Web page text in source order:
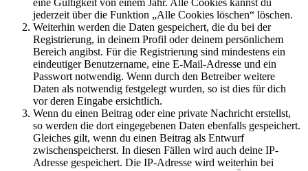
jederzeit über die Funktion „Alle Cookies löschen“ löschen.
Weiterhin werden die Daten gespeichert, die du bei der
Registrierung, in deinem Profil oder deinem persönlichem
Bereich angibst. Für die Registrierung sind mindestens ein
eindeutiger Benutzername, eine E-Mail-Adresse und ein
Passwort notwendig. Wenn durch den Betreiber weitere
Daten als notwendig festgelegt wurden, so ist dies für dich
vor deren Eingabe ersichtlich.
Wenn du einen Beitrag oder eine private Nachricht erstellst,
so werden die dort eingegebenen Daten ebenfalls gespeichert.
Gleiches gilt, wenn du einen Beitrag als Entwurf
zwischenspeicherst. In diesen Fällen wird auch deine IP-
Adresse gespeichert. Die IP-Adresse wird weiterhin bei